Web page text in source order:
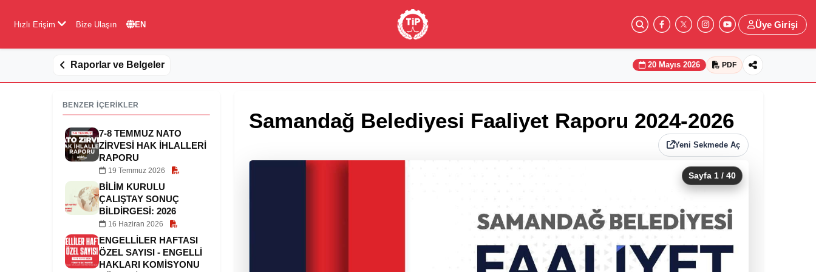
Hızlı Erişim Bize Ulaşın EN Üye Girişi
Raporlar ve Belgeler 20 Mayıs 2026 PDF
BENZER İÇERİKLER
7-8 TEMMUZ NATO
ZİRVESİ HAK İHLALLERİ
RAPORU
19 Temmuz 2026
BILIM KURULU
ÇALIŞTAY SONUÇ
BILDIRGESI: 2026
16 Haziran 2026
ENGELLILER HAFTASI
ÖZEL SAYISI - ENGELLI
HAKLARI KOMISYONU
Samandağ Belediyesi Faaliyet Raporu 2024-2026
Yeni Sekmede Aç
Sayfa 1 / 40